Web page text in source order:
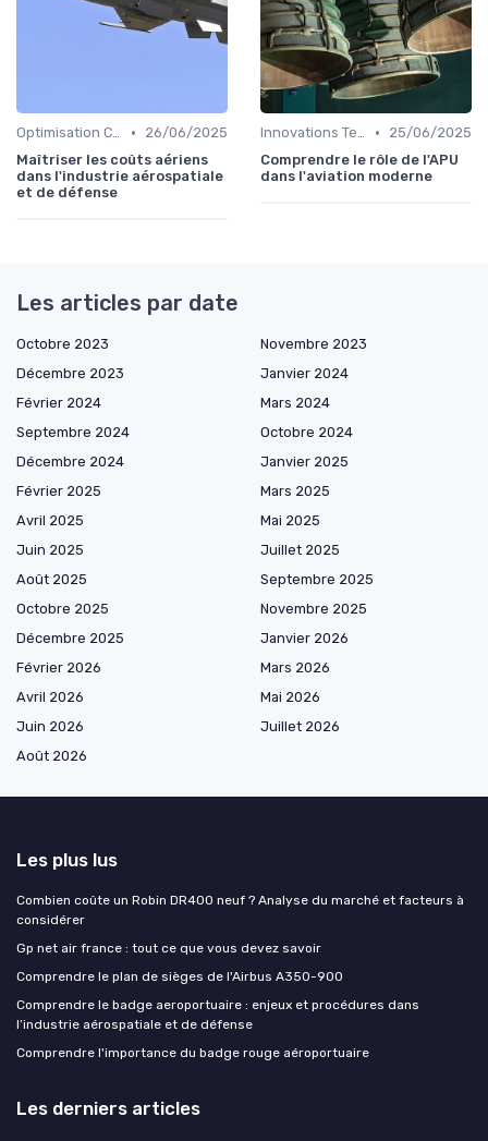
Optimisation Coûts •
26/06/2025
Maîtriser les coûts aériens
dans l'industrie aérospatiale
et de défense
Innovations Technologiques •
25/06/2025
Comprendre le rôle de l'APU
dans l'aviation moderne
Les articles par date
Octobre 2023
Novembre 2023
Décembre 2023
Janvier 2024
Février 2024
Mars 2024
Septembre 2024
Octobre 2024
Décembre 2024
Janvier 2025
Février 2025
Mars 2025
Avril 2025
Mai 2025
Juin 2025
Juillet 2025
Août 2025
Septembre 2025
Octobre 2025
Novembre 2025
Décembre 2025
Janvier 2026
Février 2026
Mars 2026
Avril 2026
Mai 2026
Juin 2026
Juillet 2026
Août 2026
Les plus lus
Combien coûte un Robin DR400 neuf ? Analyse du marché et facteurs à
considérer
Gp net air france : tout ce que vous devez savoir
Comprendre le plan de sièges de l'Airbus A350-900
Comprendre le badge aeroportuaire : enjeux et procédures dans
l’industrie aérospatiale et de défense
Comprendre l'importance du badge rouge aéroportuaire
Les derniers articles